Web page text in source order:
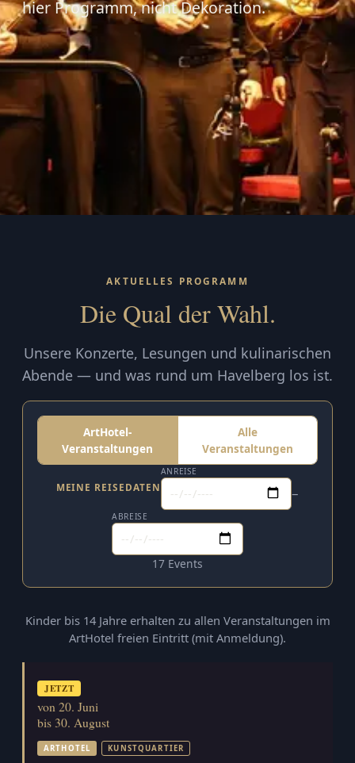
hier Programm, nicht Dekoration.
AKTUELLES PROGRAMM
Die Qual der Wahl.
Unsere Konzerte, Lesungen und kulinarischen
Abende — und was rund um Havelberg los ist.
ArtHotel-
Veranstaltungen
Alle
Veranstaltungen
MEINE REISEDATEN
ANREISE
–
ABREISE
17 Events
Kinder bis 14 Jahre erhalten zu allen Veranstaltungen im
ArtHotel freien Eintritt (mit Anmeldung).
JETZT
von 20. Juni
bis 30. August
ARTHOTEL KUNSTQUARTIER